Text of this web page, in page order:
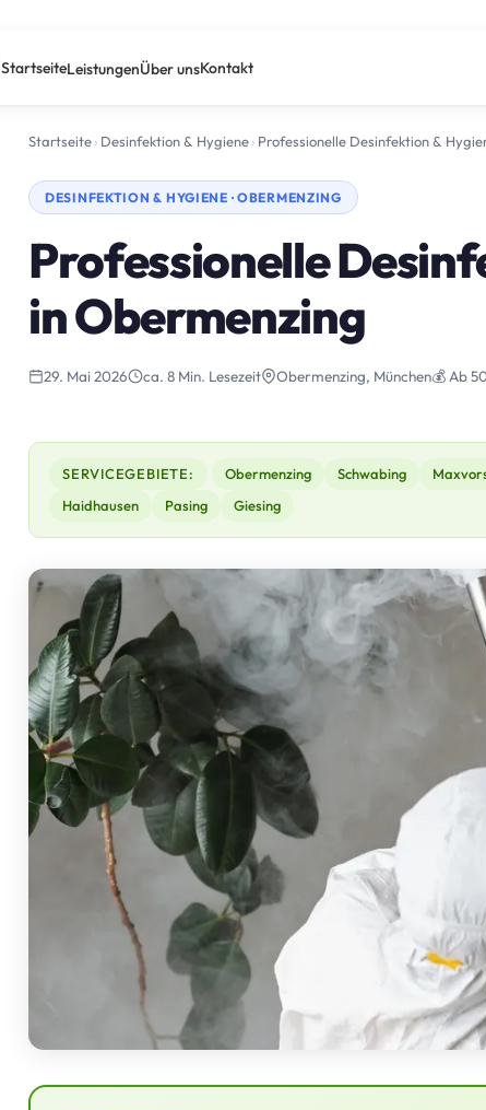
StartseiteLeistungenÜber unsKontakt
Startseite› Desinfektion & Hygiene› Professionelle Desinfektion &
DESINFEKTION & HYGIENE · OBERMENZING
Professionelle
in Obermenzing
29. Mai 2026 ca. 8 Min. Lesezeit Obermenzing, München💰 Ab
SERVICEGEBIETE: Obermenzing Schwabing
Haidhausen
Pasing Giesing